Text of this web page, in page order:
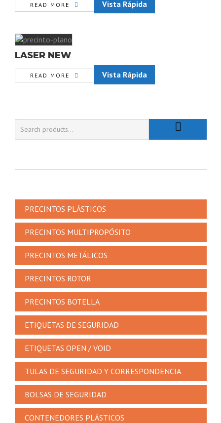
READ MORE Vista Rápida
LASER NEW
READ MORE Vista Rápida
PRECINTOS PLÁSTICOS
PRECINTOS MULTIPROPÓSITO
PRECINTOS METÁLICOS
PRECINTOS ROTOR
PRECINTOS BOTELLA
ETIQUETAS DE SEGURIDAD
ETIQUETAS OPEN / VOID
TULAS DE SEGURIDAD Y CORRESPONDENCIA
BOLSAS DE SEGURIDAD
CONTENEDORES PLÁSTICOS